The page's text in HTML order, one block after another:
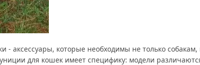
аксессуары, которые необходимы не только собакам,
для кошек имеет специфику: модели